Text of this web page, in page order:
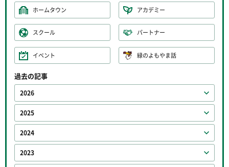
ホームタウン アカデミー
スクール パートナー
イベント 緑のよもやま話
過去の記事
2026
2025
2024
2023